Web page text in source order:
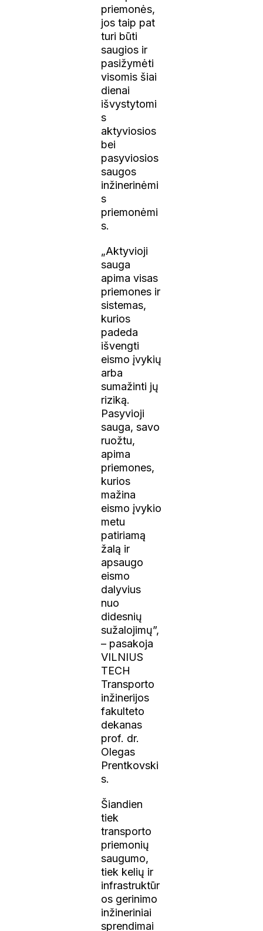
priemonės,
jos taip pat
turi būti
saugios ir
pasižymėti
visomis šiai
dienai
išvystytomi
s
aktyviosios
bei
pasyviosios
saugos
inžinerinėmi
s
priemonėmi
s.
„Aktyvioji
sauga
apima visas
priemones ir
sistemas,
kurios
padeda
išvengti
eismo įvykių
arba
sumažinti jų
riziką.
Pasyvioji
sauga, savo
ruožtu,
apima
priemones,
kurios
mažina
eismo įvykio
metu
patiriamą
žalą ir
apsaugo
eismo
dalyvius
nuo
didesnių
sužalojimų”,
– pasakoja
VILNIUS
TECH
Transporto
inžinerijos
fakulteto
dekanas
prof. dr.
Olegas
Prentkovski
s.
Šiandien
tiek
transporto
priemonių
saugumo,
tiek kelių ir
infrastruktūr
os gerinimo
inžineriniai
sprendimai